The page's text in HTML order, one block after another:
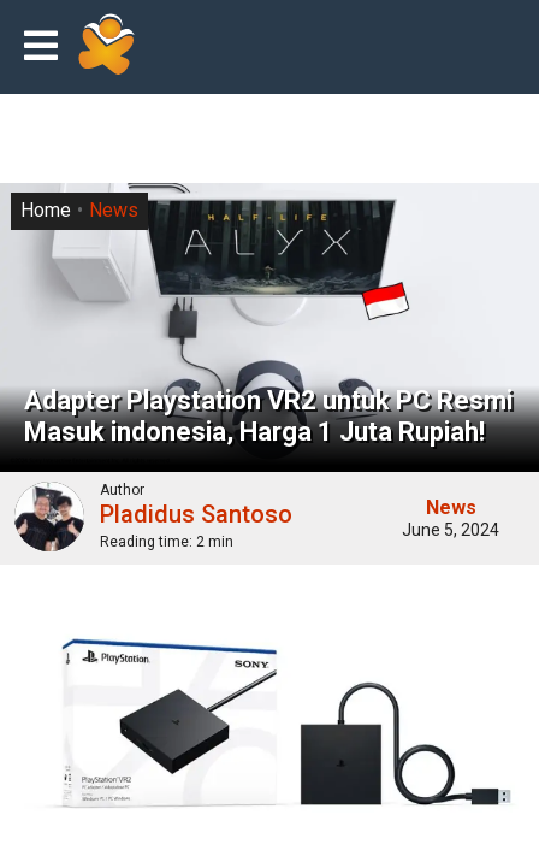
Adapter Playstation VR2 untuk PC Resmi
Masuk indonesia, Harga 1 Juta Rupiah!
Home News
Author
Pladidus Santoso
Reading time: 2 min
News
June 5, 2024